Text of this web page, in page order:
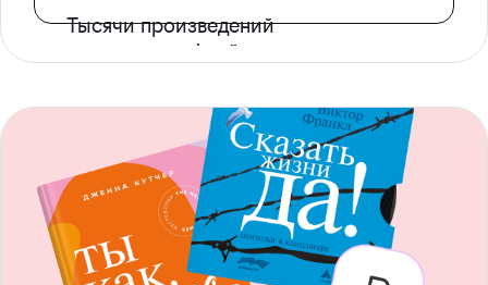
Тысячи произведений
с доступом офлайн